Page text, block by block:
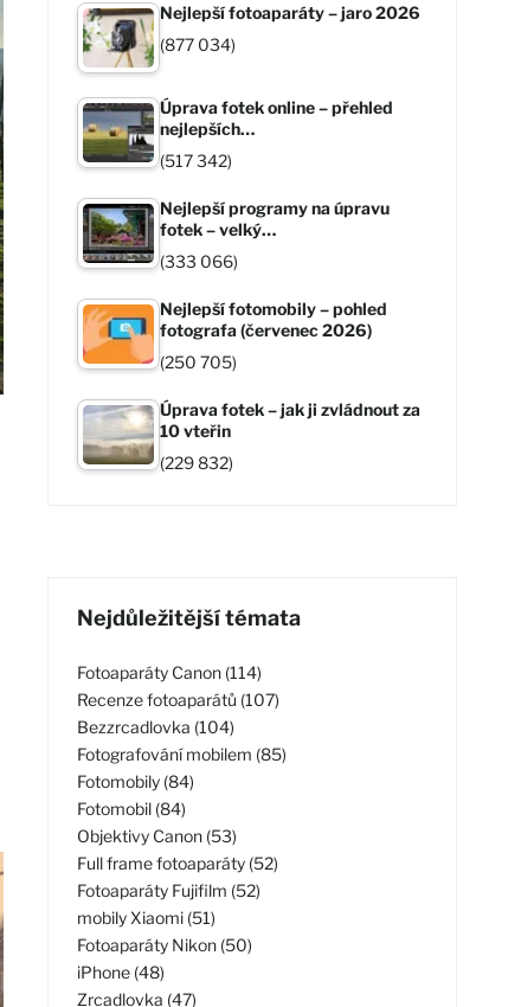
Nejlepší fotoaparáty – jaro 2026
(877 034)
Úprava fotek online – přehled
nejlepších…
(517 342)
Nejlepší programy na úpravu
fotek – velký…
(333 066)
Nejlepší fotomobily – pohled
fotografa (červenec 2026)
(250 705)
Úprava fotek – jak ji zvládnout za
10 vteřin
(229 832)
Nejdůležitější témata
Fotoaparáty Canon (114)
Recenze fotoaparátů (107)
Bezzrcadlovka (104)
Fotografování mobilem (85)
Fotomobily (84)
Fotomobil (84)
Objektivy Canon (53)
Full frame fotoaparáty (52)
Fotoaparáty Fujifilm (52)
mobily Xiaomi (51)
Fotoaparáty Nikon (50)
iPhone (48)
Zrcadlovka (47)